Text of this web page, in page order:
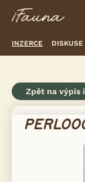
INZERCE DISKUSE
Zpět na výpis